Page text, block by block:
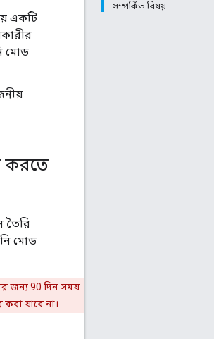
সম্পর্কিত বিষয়
একটি
মোড
করতে
তৈরি
মোড
জন্য 90 দিন সময়
যাবে না।